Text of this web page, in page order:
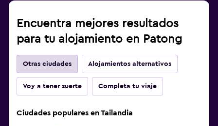
Encuentra mejores resultados
para tu alojamiento en Patong
Otras ciudades Alojamientos alternativos
Voy a tener suerte Completa tu viaje
Ciudades populares en Tailandia